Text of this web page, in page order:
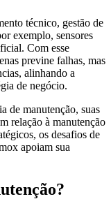
técnico, gestão de
exemplo, sensores
Com esse
previne falhas, mas
alinhando a
de negócio.
de manutenção, suas
relação à manutenção
os desafios de
apoiam sua